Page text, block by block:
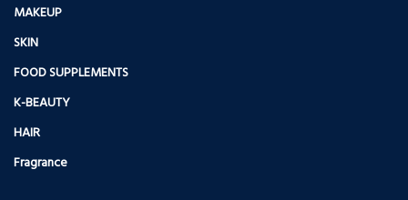
MAKEUP
SKIN
FOOD SUPPLEMENTS
K-BEAUTY
HAIR
Fragrance